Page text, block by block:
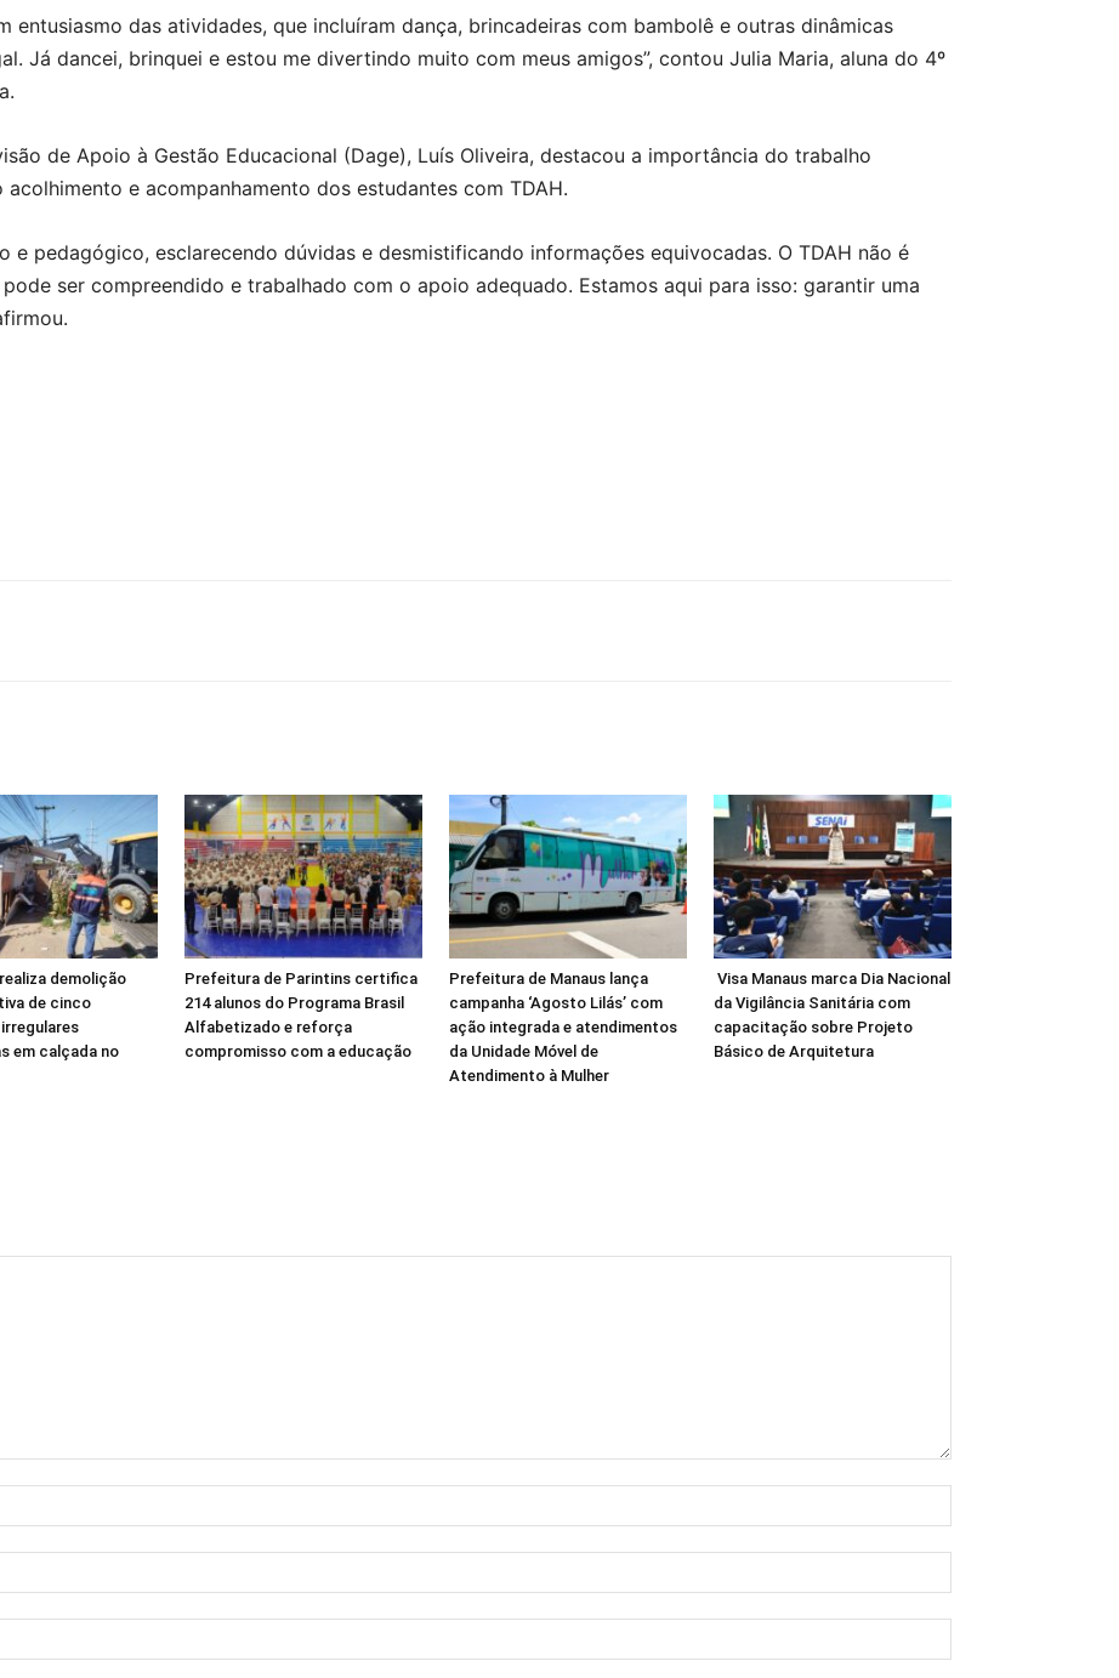
entusiasmo das atividades, que incluíram dança, brincadeiras com bambolê e outras dinâmicas
Já dancei, brinquei e estou me divertindo muito com meus amigos”, contou Julia Maria, aluna do 4º
de Apoio à Gestão Educacional (Dage), Luís Oliveira, destacou a importância do trabalho
e acompanhamento dos estudantes com TDAH.
e pedagógico, esclarecendo dúvidas e desmistificando informações equivocadas. O TDAH não é
ser compreendido e trabalhado com o apoio adequado. Estamos aqui para isso: garantir uma
demolição
de cinco
em calçada no
Prefeitura de Parintins certifica
214 alunos do Programa Brasil
Alfabetizado e reforça
compromisso com a educação
Prefeitura de Manaus lança
campanha ‘Agosto Lilás’ com
ação integrada e atendimentos
da Unidade Móvel de
Atendimento à Mulher
Visa Manaus marca Dia Nacional
da Vigilância Sanitária com
capacitação sobre Projeto
Básico de Arquitetura